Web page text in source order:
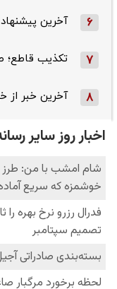
6 آخرین
7 تکذیب قاطع؛‌
8 آخرین خبر از